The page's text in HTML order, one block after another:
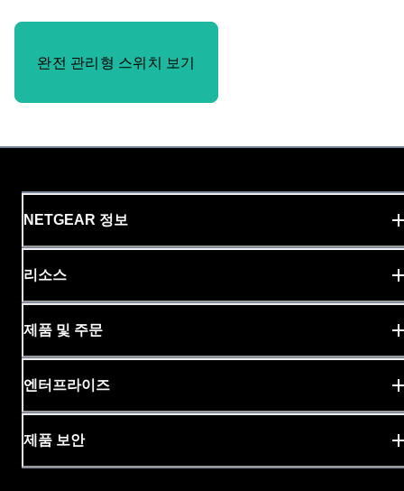
완전 관리형 스위치 보기
NETGEAR 정보
리소스
제품 및 주문
엔터프라이즈
제품 보안